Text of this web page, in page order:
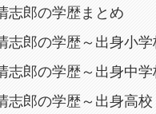
志郎の学歴まとめ
志郎の学歴～出身小
志郎の学歴～出身中
志郎の学歴～出身高